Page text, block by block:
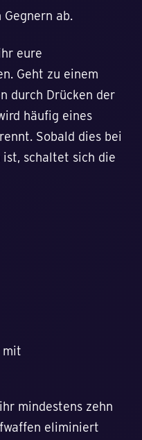
Gegnern ab.
eure
Geht zu einem
durch Drücken der
häufig eines
Sobald dies bei
ist, schaltet sich die
mit
mindestens zehn
eliminiert